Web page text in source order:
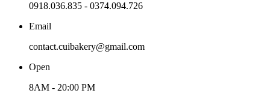
0918.036.835 - 0374.094.726
Email
contact.cuibakery@gmail.com
Open
8AM - 20:00 PM